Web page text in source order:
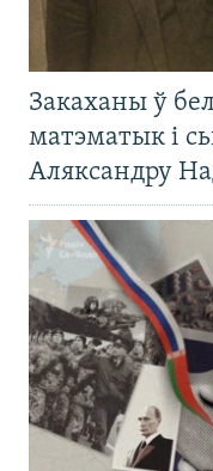
Закаханы ў
матэматык і
Аляксандру